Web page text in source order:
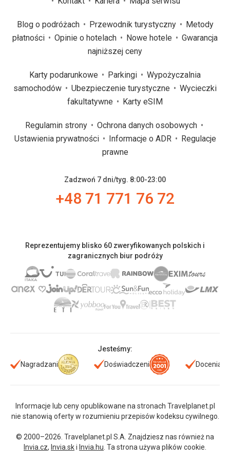
Blog o podróżach Przewodnik turystyczny
Metody
płatności
Opinie o hotelach Nowe hotele
Gwarancja
najniższej ceny
Karty podarunkowe Parkingi
Wypożyczalnia
samochodów
Ubezpieczenie turystyczne
Wycieczki
fakultatywne
Karty eSIM
Regulamin strony
Ochrona danych osobowych
Ustawienia prywatności
Informacje o ADR
Regulacje
prawne
Zadzwoń 7 dni/tyg. 8:00-23:00
+48 71 771 76 72
Reprezentujemy blisko 60 zweryfikowanych polskich i
zagranicznych biur podróży
Jesteśmy:
Nagradzani
Doświadczeni Doceniani
Informacje lub ceny opublikowane na stronach Travelplanet.pl
nie stanowią oferty w rozumieniu przepisów kodeksu cywilnego.
© 2000–2026. Travelplanet.pl S.A. Znajdziesz nas również na
Invia.cz, Invia.ski Invia.hu . Ta strona używa plików cookie.